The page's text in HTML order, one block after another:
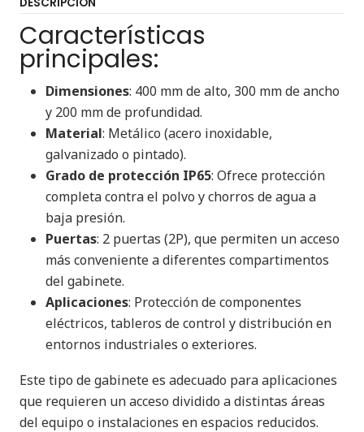
Características
principales:
Dimensiones: 400 mm de alto, 300 mm de ancho
y 200 mm de profundidad.
Material: Metálico (acero inoxidable,
galvanizado o pintado).
Grado de protección IP65: Ofrece protección
completa contra el polvo y chorros de agua a
baja presión.
Puertas: 2 puertas (2P), que permiten un acceso
más conveniente a diferentes compartimentos
del gabinete.
Aplicaciones: Protección de componentes
eléctricos, tableros de control y distribución en
entornos industriales o exteriores.
Este tipo de gabinete es adecuado para aplicaciones
que requieren un acceso dividido a distintas áreas
del equipo o instalaciones en espacios reducidos.